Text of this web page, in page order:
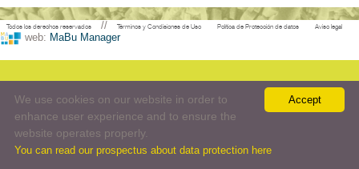
Todos los derechos reservados // Términos y Condisiones de Uso Política de Protección de datos Aviso legal
web: MaBu Manager
Accept
We use cookies on our website in order to
enhance user experience and to ensure the
website operates properly.
You can read our prospectus about data protection here